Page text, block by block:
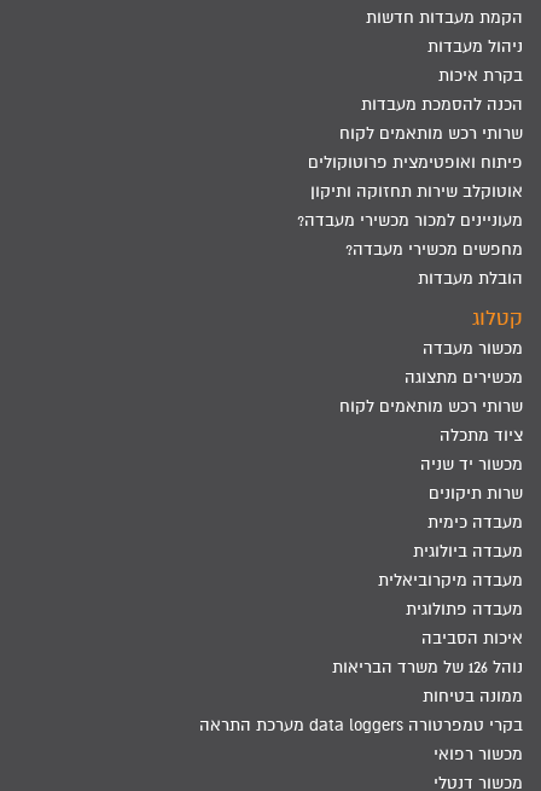
הקמת מעבדות חדשות
ניהול מעבדות
בקרת איכות
הכנה להסמכת מעבדות
שרותי רכש מותאמים לקוח
פיתוח ואופטימצית פרוטוקולים
אוטוקלב שירות תחזוקה ותיקון
מעוניינים למכור מכשירי מעבדה?
מחפשים מכשירי מעבדה?
הובלת מעבדות
קטלוג
מכשור מעבדה
מכשירים מתצוגה
שרותי רכש מותאמים לקוח
ציוד מתכלה
מכשור יד שניה
שרות תיקונים
מעבדה כימית
מעבדה ביולוגית
מעבדה מיקרוביאלית
מעבדה פתולוגית
איכות הסביבה
נוהל 126 של משרד הבריאות
ממונה בטיחות
בקרי טמפרטורה data loggers מערכת התראה
מכשור רפואי
מכשור דנטלי